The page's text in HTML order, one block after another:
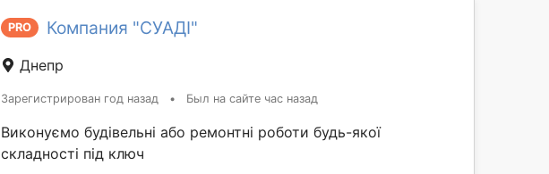
PRO Компания "СУАДІ"
Днепр
Зарегистрирован год назад • Был на сайте час назад
Виконуємо будівельні або ремонтні роботи будь-якої
складності під ключ